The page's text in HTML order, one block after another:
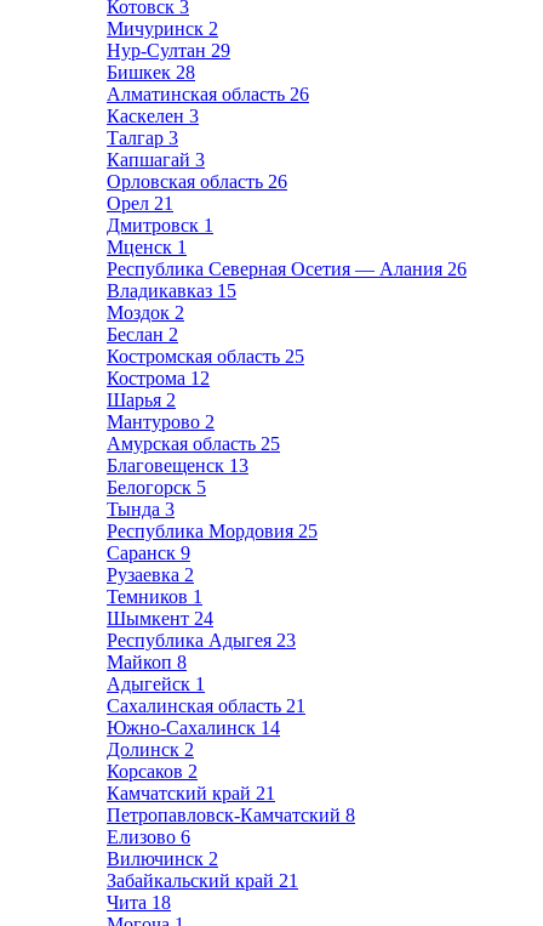
Котовск 3
Мичуринск 2
Нур-Султан 29
Бишкек 28
Алматинская область 26
Каскелен 3
Талгар 3
Капшагай 3
Орловская область 26
Орел 21
Дмитровск 1
Мценск 1
Республика Северная Осетия — Алания 26
Владикавказ 15
Моздок 2
Беслан 2
Костромская область 25
Кострома 12
Шарья 2
Мантурово 2
Амурская область 25
Благовещенск 13
Белогорск 5
Тында 3
Республика Мордовия 25
Саранск 9
Рузаевка 2
Темников 1
Шымкент 24
Республика Адыгея 23
Майкоп 8
Адыгейск 1
Сахалинская область 21
Южно-Сахалинск 14
Долинск 2
Корсаков 2
Камчатский край 21
Петропавловск-Камчатский 8
Елизово 6
Вилючинск 2
Забайкальский край 21
Чита 18